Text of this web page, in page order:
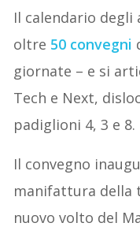
Il calendario
oltre 50 convegni
giornate – e si
Tech e Next,
padiglioni 4, 3 e 8.
Il convegno
manifattura della
nuovo volto del